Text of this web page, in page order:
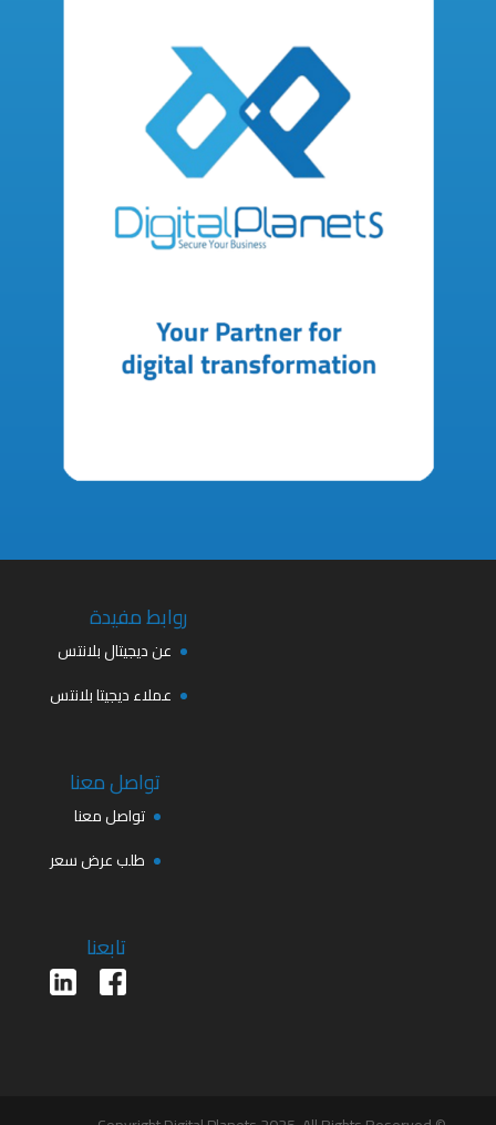
روابط مفيدة
عن ديجيتال بلانتس
عملاء ديجيتا بلانتس
تواصل معنا
تواصل معنا
طلب عرض سعر
تابعنا